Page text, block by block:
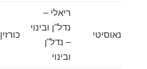
נאוסיטי
ריאלי –
נדל"ן ובינוי
– נדל"ן
ובינוי
כורזין 1, גבעתיים